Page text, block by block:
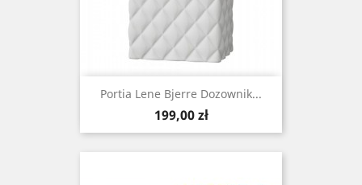
Portia Lene Bjerre Dozownik...
Cena
199,00 zł